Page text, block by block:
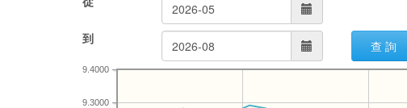
到 查 詢
9.3000
9.4000